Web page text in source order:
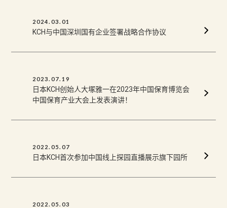
2024.03.01
KCH与中国深圳国有企业签署战略合作协议
2023.07.19
日本KCH创始人大塚雅一在2023年中国保育博览会
中国保育产业大会上发表演讲！
2022.05.07
日本KCH首次参加中国线上探园直播展示旗下园所
2022.05.03